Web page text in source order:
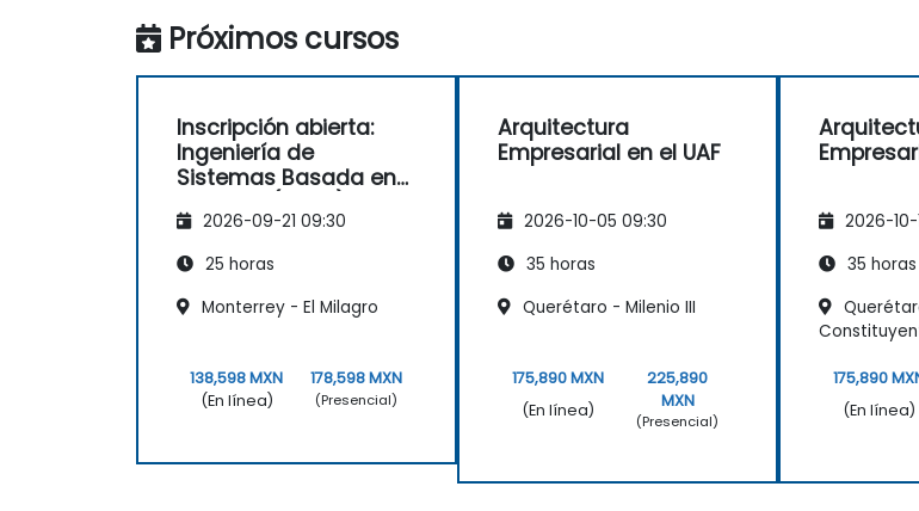
Próximos cursos
Inscripción abierta:
Ingeniería de
Sistemas Basada en
Ejecución de Modelos
2026-09-21 09:30
25 horas
Monterrey - El Milagro
138,598 MXN
(En línea)
178,598 MXN
(Presencial)
Arquitectura
Empresarial en el UAF
2026-10-05 09:30
35 horas
Querétaro - Milenio III
175,890 MXN
(En línea)
225,890
MXN
(Presencial)
2026-
35 horas
175,890
(En línea)